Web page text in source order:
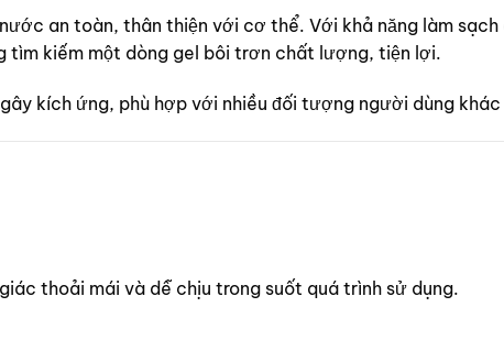
an toàn, thân thiện với cơ thể. Với khả năng làm
tìm kiếm một dòng gel bôi trơn chất lượng, tiện lợi.
kích ứng, phù hợp với nhiều đối tượng người dùng khác
thoải mái và dễ chịu trong suốt quá trình sử dụng.